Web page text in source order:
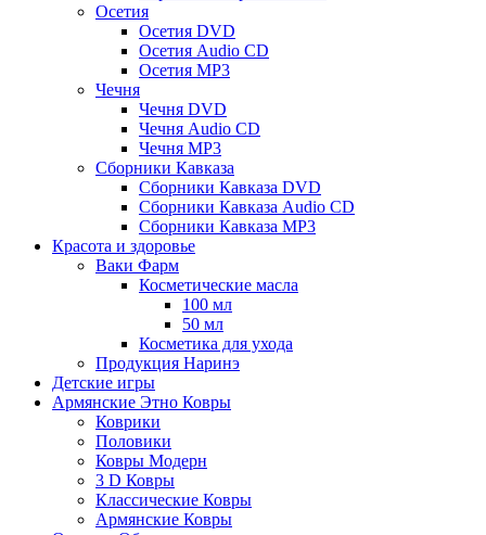
Осетия
Осетия DVD
Осетия Audio CD
Осетия MP3
Чечня
Чечня DVD
Чечня Audio CD
Чечня MP3
Сборники Кавказа
Сборники Кавказа DVD
Сборники Кавказа Audio CD
Сборники Кавказа MP3
Красота и здоровье
Ваки Фарм
Косметические масла
100 мл
50 мл
Косметика для ухода
Продукция Наринэ
Детские игры
Армянские Этно Ковры
Коврики
Половики
Ковры Модерн
3 D Ковры
Классические Ковры
Армянские Ковры